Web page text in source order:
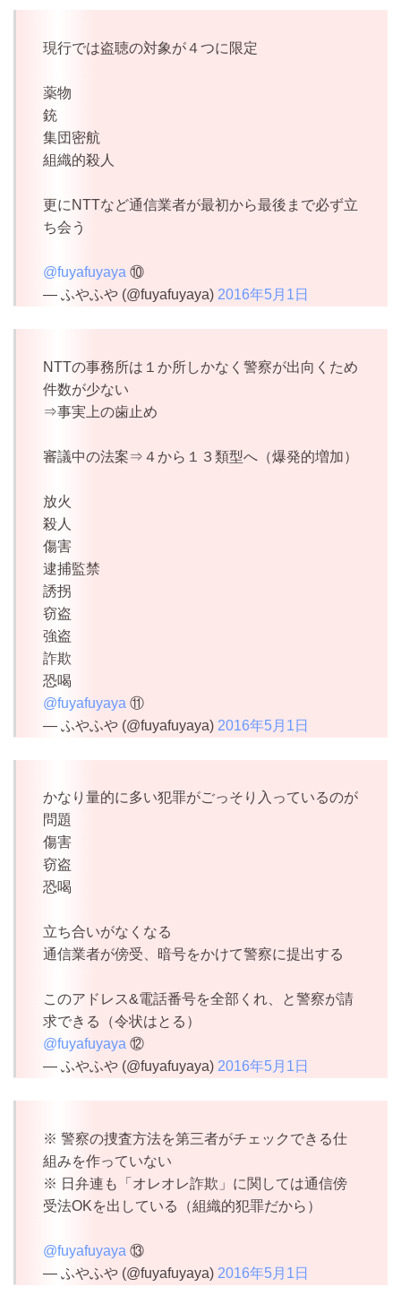
現行では盗聴の対象が４つに限定
薬物
銃
集団密航
組織的殺人
更にNTTなど通信業者が最初から最後まで必ず立
ち会う
@fuyafuyaya ⑩
— ふやふや (@fuyafuyaya) 2016年5月1日
NTTの事務所は１か所しかなく警察が出向くため
件数が少ない
⇒事実上の歯止め
審議中の法案⇒４から１３類型へ（爆発的増加）
放火
殺人
傷害
逮捕監禁
誘拐
窃盗
強盗
詐欺
恐喝
@fuyafuyaya ⑪
— ふやふや (@fuyafuyaya) 2016年5月1日
かなり量的に多い犯罪がごっそり入っているのが
問題
傷害
窃盗
恐喝
立ち合いがなくなる
通信業者が傍受、暗号をかけて警察に提出する
このアドレス&電話番号を全部くれ、と警察が請
求できる（令状はとる）
@fuyafuyaya ⑫
— ふやふや (@fuyafuyaya) 2016年5月1日
※ 警察の捜査方法を第三者がチェックできる仕
組みを作っていない
※ 日弁連も「オレオレ詐欺」に関しては通信傍
受法OKを出している（組織的犯罪だから）
@fuyafuyaya ⑬
— ふやふや (@fuyafuyaya) 2016年5月1日